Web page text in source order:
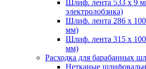
Шлиф. лента 533 х 9
электролобзика)
Шлиф. лента 286 х
мм)
Шлиф. лента 315 х
мм)
Расходка для барабанных
Нетканые